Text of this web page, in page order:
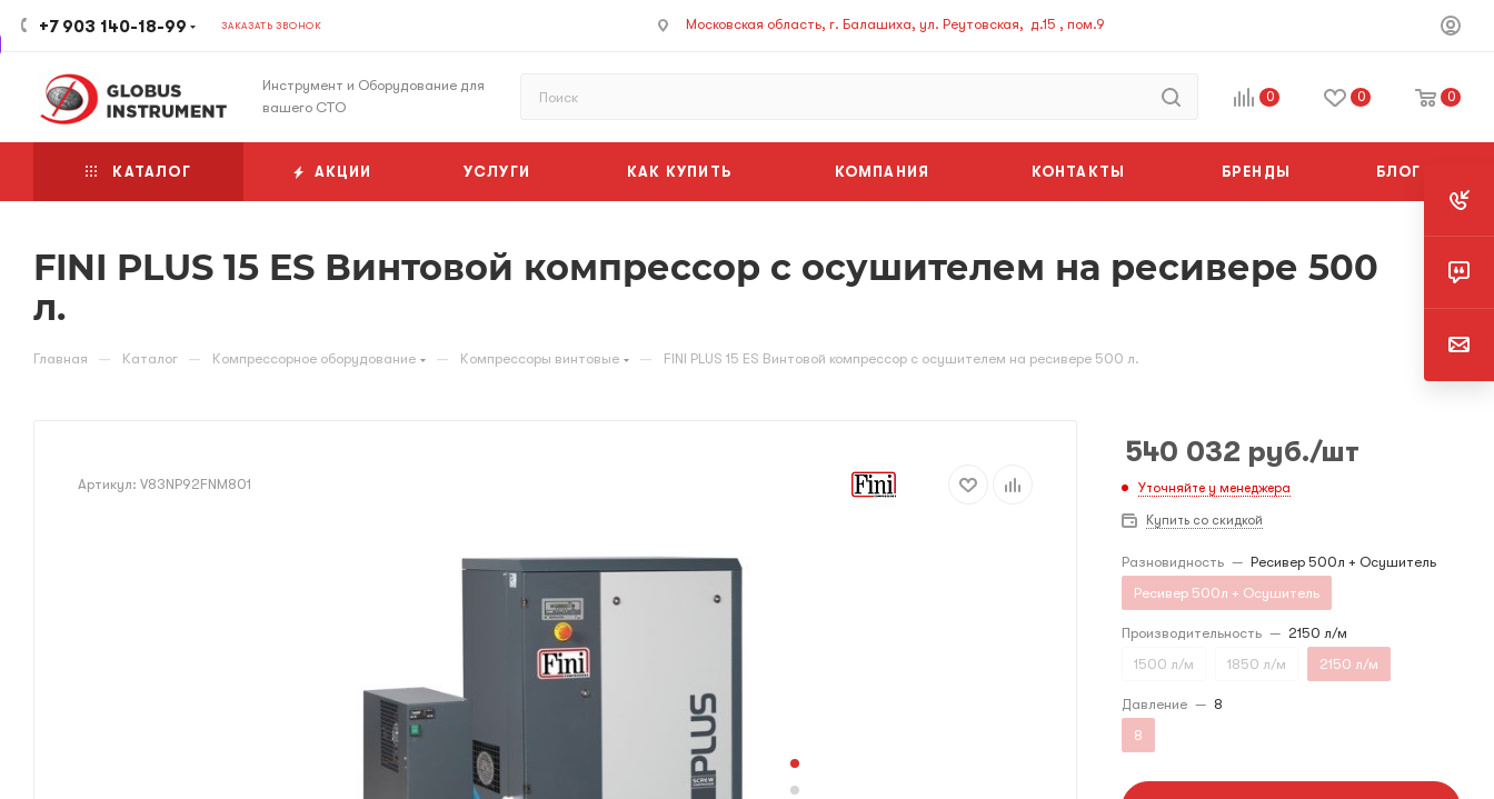
+7 903 140-18-99 ЗАКАЗАТЬ ЗВОНОК Московская область, г. Балашиха, ул. Реутовская, д.15 , пом.9
Инструмент и Оборудование для
вашего СТО
0 0 0
КАТАЛОГ АКЦИИ УСЛУГИ КАК КУПИТЬ КОМПАНИЯ КОНТАКТЫ БРЕНДЫ БЛОГ
FINI PLUS 15 ES Винтовой компрессор с осушителем на ресивере 500
л.
Главная — Каталог — Компрессорное оборудование — Компрессоры винтовые — FINI PLUS 15 ES Винтовой компрессор с осушителем на ресивере 500 л.
Артикул: V83NP92FNM801
540 032 руб./шт
Уточняйте у менеджера
Купить со скидкой
Разновидность — Ресивер 500л + Осушитель
Ресивер 500л + Осушитель
Производительность — 2150 л/м
1500 л/м
1850 л/м 2150 л/м
Давление — 8
8